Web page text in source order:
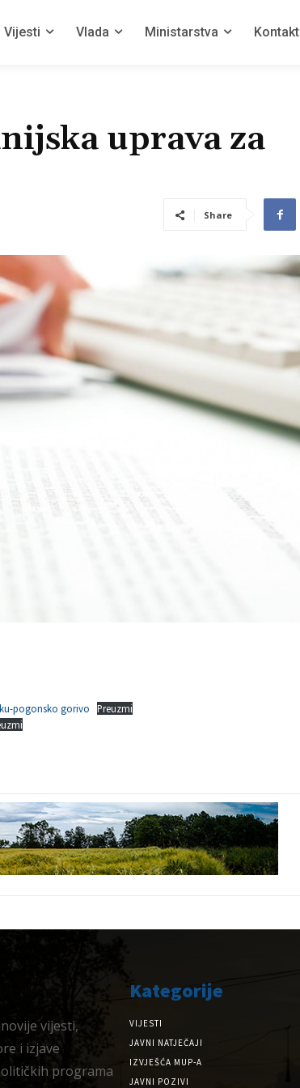
Vijesti Vlada Ministarstva Kontakt
uprava za
Share
pogonsko gorivo
Preuzmi
vijesti,
i izjave
programa
Kategorije
VIJESTI
JAVNI NATJEČAJI
IZVJEŠĆA MUP-A
JAVNI POZIVI